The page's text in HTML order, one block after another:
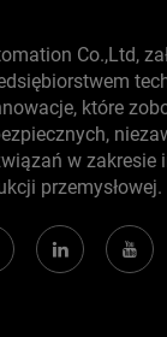
Co.,Ltd,
które
w zakresie
przemysłowej.